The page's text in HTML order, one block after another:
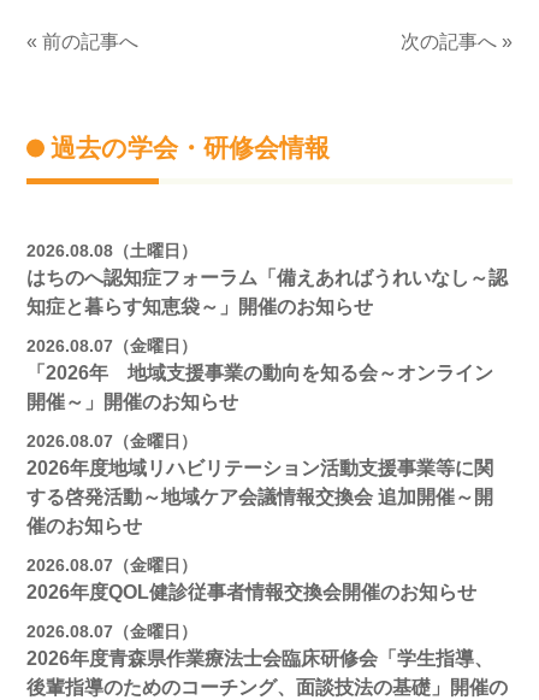
« 前の記事へ 次の記事へ »
過去の学会・研修会情報
2026.08.08（土曜日）
はちのへ認知症フォーラム「備えあればうれいなし～認
知症と暮らす知恵袋～」開催のお知らせ
2026.08.07（金曜日）
「2026年 地域支援事業の動向を知る会～オンライン
開催～」開催のお知らせ
2026.08.07（金曜日）
2026年度地域リハビリテーション活動支援事業等に関
する啓発活動～地域ケア会議情報交換会 追加開催～開
催のお知らせ
2026.08.07（金曜日）
2026年度QOL健診従事者情報交換会開催のお知らせ
2026.08.07（金曜日）
2026年度青森県作業療法士会臨床研修会「学生指導、
後輩指導のためのコーチング、面談技法の基礎」開催の